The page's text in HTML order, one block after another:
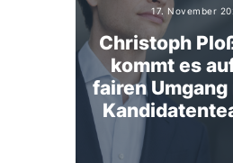
17. November
Christoph
kommt es
fairen